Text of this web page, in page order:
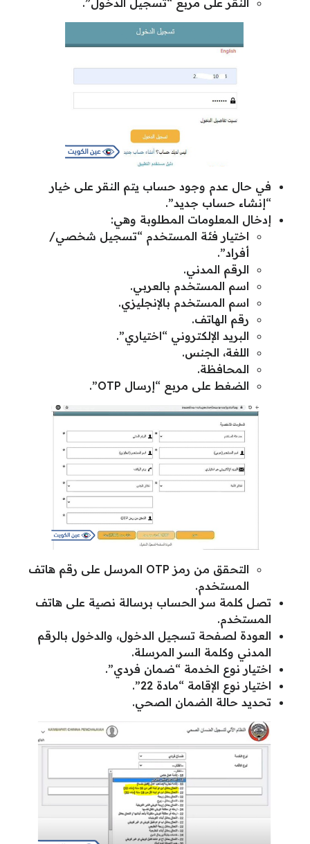
في حال عدم وجود حساب يتم النقر على خيار
“إنشاء حساب جديد”.
إدخال المعلومات المطلوبة وهي:
اختيار فئة المستخدم “تسجيل شخصي/
أفراد”.
الرقم المدني.
اسم المستخدم بالعربي.
اسم المستخدم بالإنجليزي.
رقم الهاتف.
البريد الإلكتروني “اختياري”.
اللغة، الجنس.
المحافظة.
الضغط على مربع “إرسال OTP”.
التحقق من رمز OTP المرسل على رقم هاتف
المستخدم.
تصل كلمة سر الحساب برسالة نصية على هاتف
المستخدم.
العودة لصفحة تسجيل الدخول، والدخول بالرقم
المدني وكلمة السر المرسلة.
اختيار نوع الخدمة “ضمان فردي”.
اختيار نوع الإقامة “مادة 22”.
تحديد حالة الضمان الصحي.